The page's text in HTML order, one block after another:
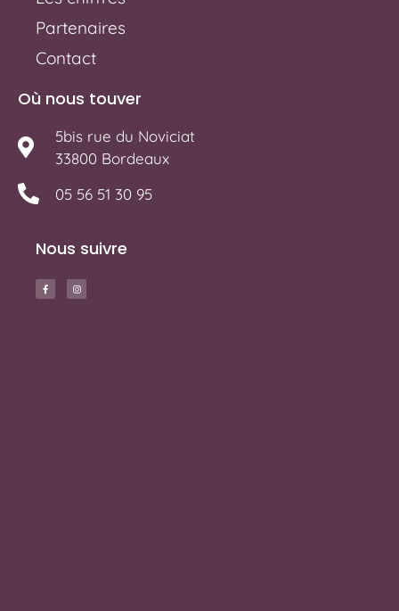
Partenaires
Contact
Où nous touver
5bis rue du Noviciat
33800 Bordeaux
05 56 51 30 95
Nous suivre